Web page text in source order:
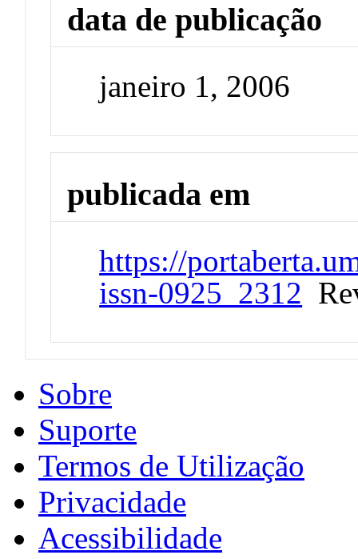
data de publicação
janeiro 1, 2006
publicada em
https://
issn-0925_2312
Sobre
Suporte
Termos de Utilização
Privacidade
Acessibilidade